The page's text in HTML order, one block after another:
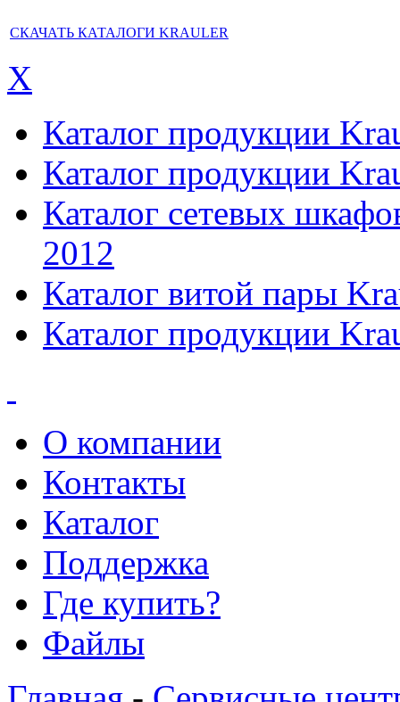
СКАЧАТЬ КАТАЛОГИ KRAULER
X
Каталог продукции
Каталог продукции
Каталог сетевых
2012
Каталог витой пары
Каталог продукции
О компании
Контакты
Каталог
Поддержка
Где купить?
Файлы